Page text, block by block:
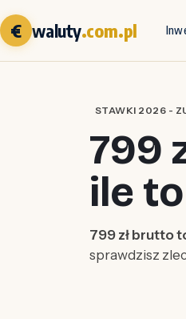
€ waluty.com.pl
STAWKI 2026 -
799
ile
799 zł brutto
sprawdzisz